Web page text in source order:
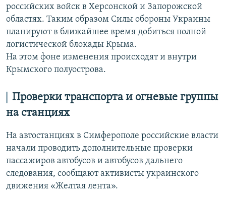
российских войск в Херсонской и Запорожской
областях. Таким образом Силы обороны Украины
планируют в ближайшее время добиться полной
логистической блокады Крыма.
На этом фоне изменения происходят и внутри
Крымского полуострова.
Проверки транспорта и огневые группы
на станциях
На автостанциях в Симферополе российские власти
начали проводить дополнительные проверки
пассажиров автобусов и автобусов дальнего
следования, сообщают активисты украинского
движения «Желтая лента».